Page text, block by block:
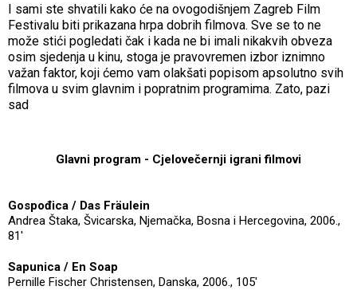
I sami ste shvatili kako će na ovogodišnjem Zagreb Film
Festivalu biti prikazana hrpa dobrih filmova. Sve se to ne
može stići pogledati čak i kada ne bi imali nikakvih obveza
osim sjedenja u kinu, stoga je pravovremen izbor iznimno
važan faktor, koji ćemo vam olakšati popisom apsolutno svih
filmova u svim glavnim i popratnim programima. Zato, pazi
sad
Glavni program - Cjelovečernji igrani filmovi
Gospođica / Das Fräulein
Andrea Štaka, Švicarska, Njemačka, Bosna i Hercegovina, 2006.,
81'
Sapunica / En Soap
Pernille Fischer Christensen, Danska, 2006., 105'